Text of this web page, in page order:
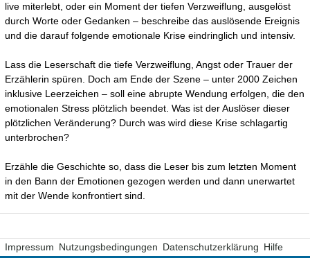
live miterlebt, oder ein Moment der tiefen Verzweiflung, ausgelöst
durch Worte oder Gedanken – beschreibe das auslösende Ereignis
und die darauf folgende emotionale Krise eindringlich und intensiv.
Lass die Leserschaft die tiefe Verzweiflung, Angst oder Trauer der
Erzählerin spüren. Doch am Ende der Szene – unter 2000 Zeichen
inklusive Leerzeichen – soll eine abrupte Wendung erfolgen, die den
emotionalen Stress plötzlich beendet. Was ist der Auslöser dieser
plötzlichen Veränderung? Durch was wird diese Krise schlagartig
unterbrochen?
Erzähle die Geschichte so, dass die Leser bis zum letzten Moment
in den Bann der Emotionen gezogen werden und dann unerwartet
mit der Wende konfrontiert sind.
Impressum Nutzungsbedingungen Datenschutzerklärung Hilfe